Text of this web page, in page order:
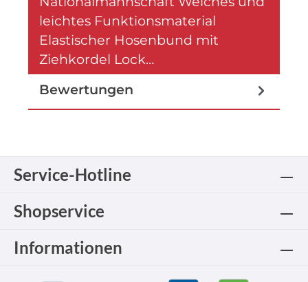
leichtes Funktionsmaterial
Elastischer Hosenbund mit
Ziehkordel Lock…
Bewertungen
Service-Hotline
Shopservice
Informationen